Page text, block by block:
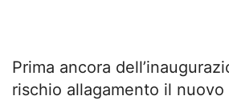
Prima ancora
rischio allagamento il